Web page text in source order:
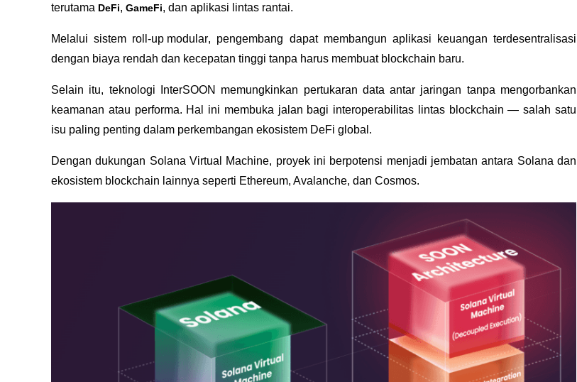
terutama DeFi, GameFi, dan aplikasi lintas rantai.
Melalui sistem roll-up modular, pengembang dapat membangun aplikasi keuangan terdesentralisasi
dengan biaya rendah dan kecepatan tinggi tanpa harus membuat blockchain baru.
Selain itu, teknologi InterSOON memungkinkan pertukaran data antar jaringan tanpa mengorbankan
keamanan atau performa. Hal ini membuka jalan bagi interoperabilitas lintas blockchain — salah satu
isu paling penting dalam perkembangan ekosistem DeFi global.
Dengan dukungan Solana Virtual Machine, proyek ini berpotensi menjadi jembatan antara Solana dan
ekosistem blockchain lainnya seperti Ethereum, Avalanche, dan Cosmos.